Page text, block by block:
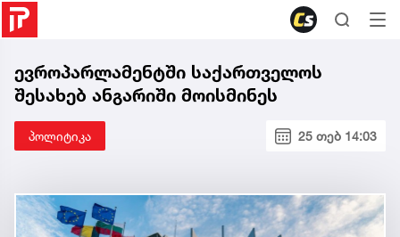
ევროპარლამენტში საქართველოს
შესახებ ანგარიში მოისმინეს
პოლიტიკა 25 თებ 14:03